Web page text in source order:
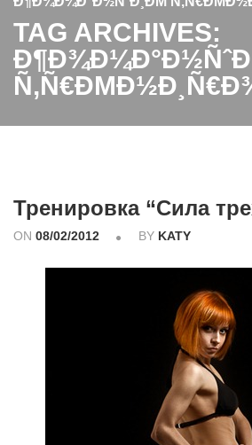
TAG ARCHIVES:
Тренировка “Сила
ON 08/02/2012 BY KATY